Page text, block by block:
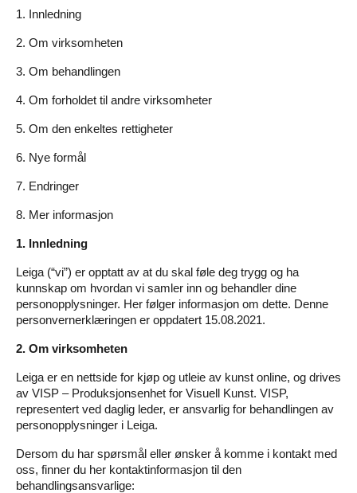
1. Innledning
2. Om virksomheten
3. Om behandlingen
4. Om forholdet til andre virksomheter
5. Om den enkeltes rettigheter
6. Nye formål
7. Endringer
8. Mer informasjon
1. Innledning
Leiga (“vi”) er opptatt av at du skal føle deg trygg og ha
kunnskap om hvordan vi samler inn og behandler dine
personopplysninger. Her følger informasjon om dette. Denne
personvernerklæringen er oppdatert 15.08.2021.
2. Om virksomheten
Leiga er en nettside for kjøp og utleie av kunst online, og drives
av VISP – Produksjonsenhet for Visuell Kunst. VISP,
representert ved daglig leder, er ansvarlig for behandlingen av
personopplysninger i Leiga.
Dersom du har spørsmål eller ønsker å komme i kontakt med
oss, finner du her kontaktinformasjon til den
behandlingsansvarlige: